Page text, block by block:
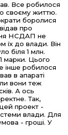
Все робилося
своєму життю.
боролися
про
НСДАП не
їх до влади. Він
біля 1 млн.
марки. Цього
інше робилося
в апараті
вони теж
А ось
Так,
проект -
влади. Для
- гроші. У